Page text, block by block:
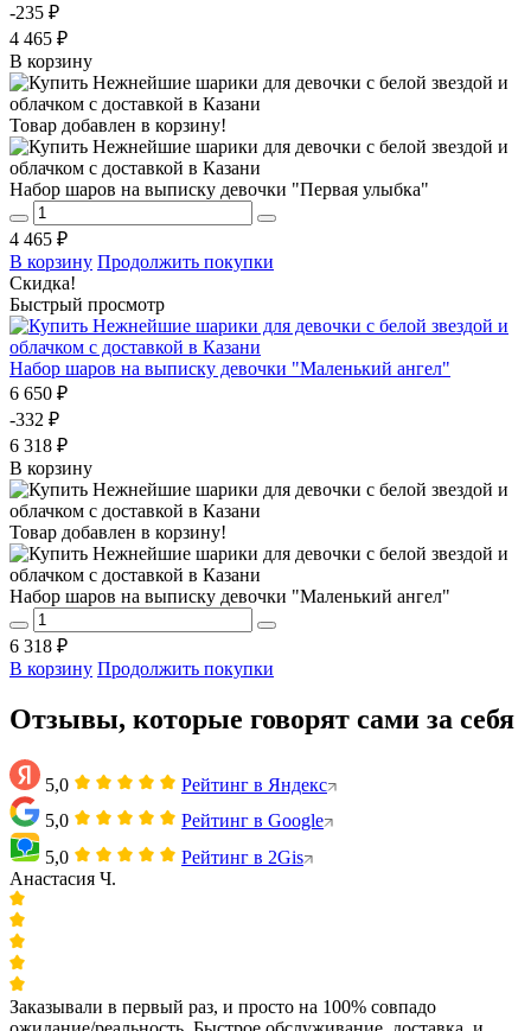
-235 ₽
4 465 ₽
В корзину
Товар добавлен в корзину!
Набор шаров на выписку девочки "Первая улыбка"
4 465 ₽
В корзину Продолжить покупки
Скидка!
Быстрый просмотр
Набор шаров на выписку девочки "Маленький ангел"
6 650 ₽
-332 ₽
6 318 ₽
В корзину
Товар добавлен в корзину!
Набор шаров на выписку девочки "Маленький ангел"
6 318 ₽
В корзину Продолжить покупки
Отзывы, которые говорят сами за себя
5,0
Рейтинг в Яндекс
5,0
Рейтинг в Google
5,0
Рейтинг в 2Gis
Анастасия Ч.
Заказывали в первый раз, и просто на 100% совпадо